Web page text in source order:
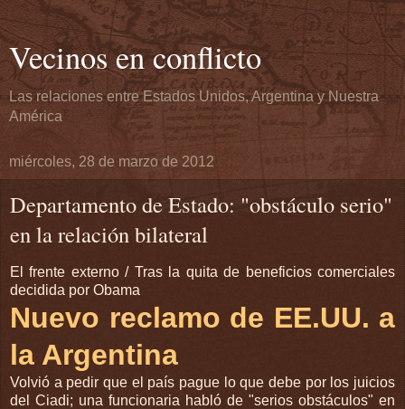
Vecinos en conflicto
Las relaciones entre Estados Unidos, Argentina y Nuestra
América
miércoles, 28 de marzo de 2012
Departamento de Estado: "obstáculo serio"
en la relación bilateral
El frente externo / Tras la quita de beneficios comerciales
decidida por Obama
Nuevo reclamo de EE.UU. a
la Argentina
Volvió a pedir que el país pague lo que debe por los juicios
del Ciadi; una funcionaria habló de "serios obstáculos" en